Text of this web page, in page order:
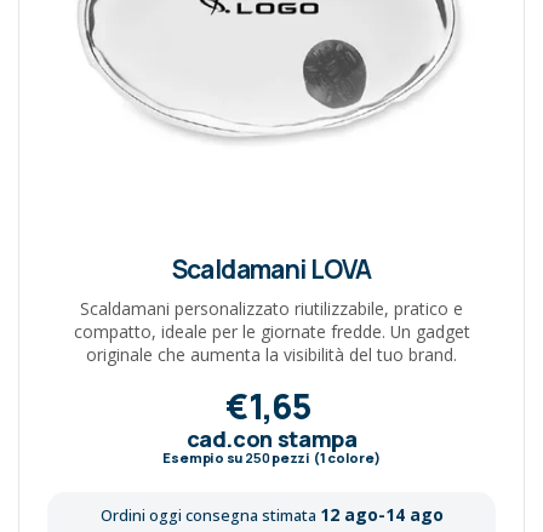
Scaldamani LOVA
Scaldamani personalizzato riutilizzabile, pratico e
compatto, ideale per le giornate fredde. Un gadget
originale che aumenta la visibilità del tuo brand.
€1,65
cad.con stampa
Esempio su 250pezzi (1 colore)
Ordini oggi consegna stimata 12 ago-14 ago